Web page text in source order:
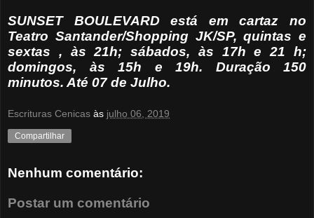
SUNSET BOULEVARD está em cartaz no
Teatro Santander/Shopping JK/SP, quintas e
sextas , às 21h; sábados, às 17h e 21 h;
domingos, às 15h e 19h. Duração 150
minutos. Até 07 de Julho.
Escrituras Cenicas às julho 06, 2019
Compartilhar
Nenhum comentário:
Postar um comentário